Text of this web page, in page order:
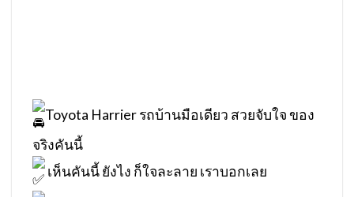
Toyota Harrier รถบ้านมือเดียว สวยจับใจ ของ
จริงคันนี้
เห็นคันนี้ ยังไง ก็ใจละลาย เราบอกเลย